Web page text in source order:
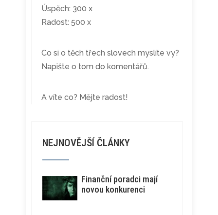
Úspěch: 300 x
Radost: 500 x
Co si o těch třech slovech myslíte vy?
Napište o tom do komentářů.
A víte co? Mějte radost!
NEJNOVĚJŠÍ ČLÁNKY
Finanční poradci mají
novou konkurenci